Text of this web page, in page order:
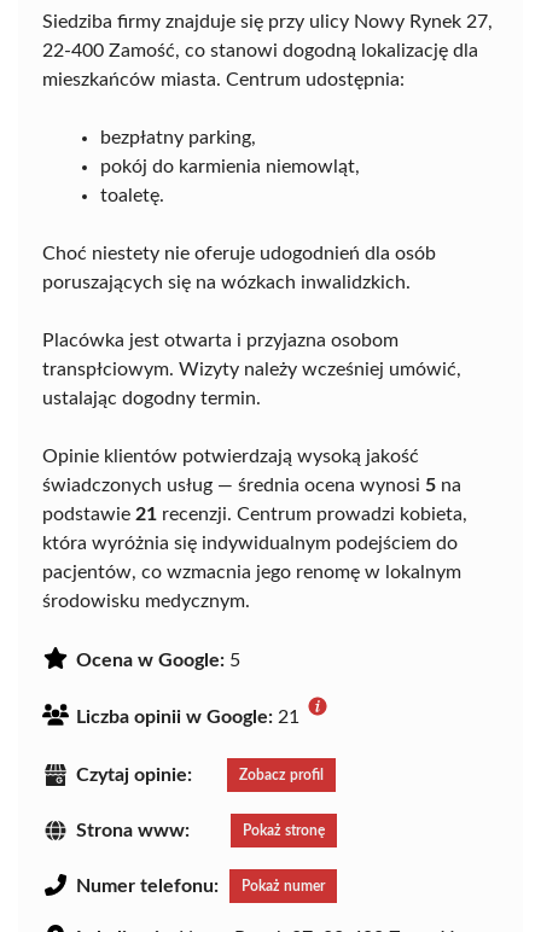
Siedziba firmy znajduje się przy ulicy Nowy Rynek 27,
22-400 Zamość, co stanowi dogodną lokalizację dla
mieszkańców miasta. Centrum udostępnia:
bezpłatny parking,
pokój do karmienia niemowląt,
toaletę.
Choć niestety nie oferuje udogodnień dla osób
poruszających się na wózkach inwalidzkich.
Placówka jest otwarta i przyjazna osobom
transpłciowym. Wizyty należy wcześniej umówić,
ustalając dogodny termin.
Opinie klientów potwierdzają wysoką jakość
świadczonych usług — średnia ocena wynosi 5 na
podstawie 21 recenzji. Centrum prowadzi kobieta,
która wyróżnia się indywidualnym podejściem do
pacjentów, co wzmacnia jego renomę w lokalnym
środowisku medycznym.
Ocena w Google: 5
Liczba opinii w Google: 21
Czytaj opinie: Zobacz profil
Strona www: Pokaż stronę
Numer telefonu: Pokaż numer